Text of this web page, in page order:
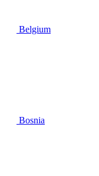
Belgium
Bosnia